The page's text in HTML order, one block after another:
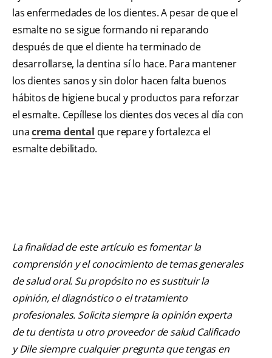
las enfermedades de los dientes. A pesar de que el
esmalte no se sigue formando ni reparando
después de que el diente ha terminado de
desarrollarse, la dentina sí lo hace. Para mantener
los dientes sanos y sin dolor hacen falta buenos
hábitos de higiene bucal y productos para reforzar
el esmalte. Cepíllese los dientes dos veces al día con
unacrema dental que repare y fortalezca el
esmalte debilitado.
La finalidad de este artículo es fomentar la
comprensión y el conocimiento de temas generales
de salud oral. Su propósito no es sustituir la
opinión, el diagnóstico o el tratamiento
profesionales. Solicita siempre la opinión experta
de tu dentista u otro proveedor de salud Calificado
y Dile siempre cualquier pregunta que tengas en